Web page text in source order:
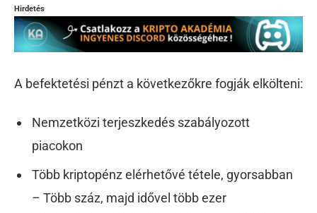
Hirdetés
A befektetési pénzt a következőkre fogják elkölteni:
Nemzetközi terjeszkedés szabályozott
piacokon
Több kriptopénz elérhetővé tétele, gyorsabban
– Több száz, majd idővel több ezer